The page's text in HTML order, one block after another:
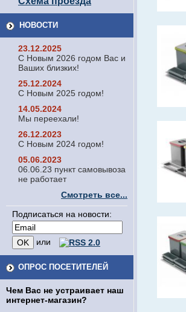
НОВОСТИ
23.12.2025
С Новым 2026 годом Вас и
Ваших близких!
25.12.2024
С Новым 2025 годом!
14.05.2024
Мы переехали!
26.12.2023
С Новым 2024 годом!
05.06.2023
06.06.23 пункт самовывоза
не работает
Смотреть все...
Подписаться на новости:
или
ОПРОС ПОСЕТИТЕЛЕЙ
Чем Вас не устраивает наш
интернет-магазин?